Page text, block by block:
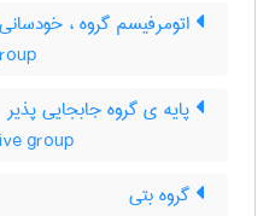
اتومرفیسم گروه ،
پایه ی گروه جابجایی پذیر
group
گروه بتی